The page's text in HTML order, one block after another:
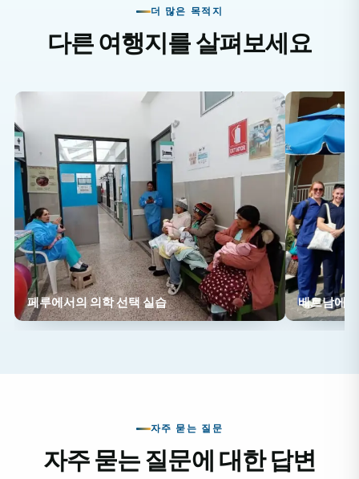
클링이나 다이빙을 즐기고, 섬의 풍부한 역사를 탐험해 보
국제 의료 경험을 통해 이력서를 강화하고, 다문화 소통
능력을 개발하며, 의과대학 진학 또는 향후 의료 분야 진
출을 위한 지원서를 더욱 탄탄하게 만드세요.
인턴으로 일하면 어떤 업무를 하게 되나요?
탄자니아에서의 의학 선택 실습은 주로 참관 위주로 진행
되지만, 참여 수준은 학생의 학업 배경과 경험에 따라 달
라질 수 있습니다. 인턴들은 현지 의사들을 따라다니며 탄
일반 의학
소아과
더 많은 목적지
다른 여행지를 살펴보세요
페루에서의 의학 선택 실습 베트남에
자주 묻는 질문
자주 묻는 질문에 대한 답변